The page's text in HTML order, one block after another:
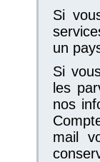
Si
un
Si
les
nos
mail